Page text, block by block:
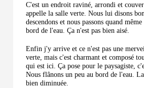
C'est un endroit raviné, arrondi et
appelle la salle verte. Nous lui disons
descendons et nous passons quand
bord de l'eau. Ça n'est pas bien aisé.
Enfin j'y arrive et ce n'est pas une
verte, mais c'est charmant et composé
qui est ici. Ça pose pour le paysagiste,
Nous flânons un peu au bord de l'eau.
bien diminuée.